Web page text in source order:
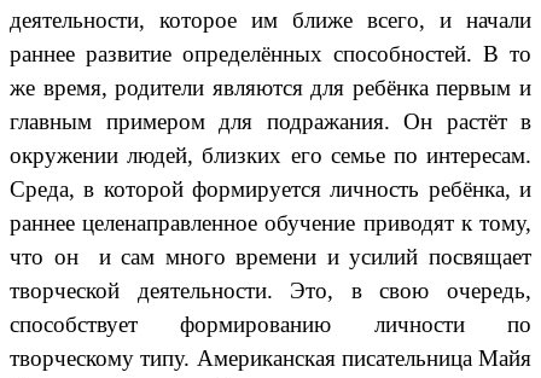
деятельности, которое им ближе всего, и начали
раннее развитие определённых способностей. В то
же время, родители являются для ребёнка первым и
главным примером для подражания. Он растёт в
окружении людей, близких его семье по интересам.
Среда, в которой формируется личность ребёнка, и
раннее целенаправленное обучение приводят к тому,
что он и сам много времени и усилий посвящает
творческой деятельности. Это, в свою очередь,
способствует формированию личности по
творческому типу. Американская писательница Майя